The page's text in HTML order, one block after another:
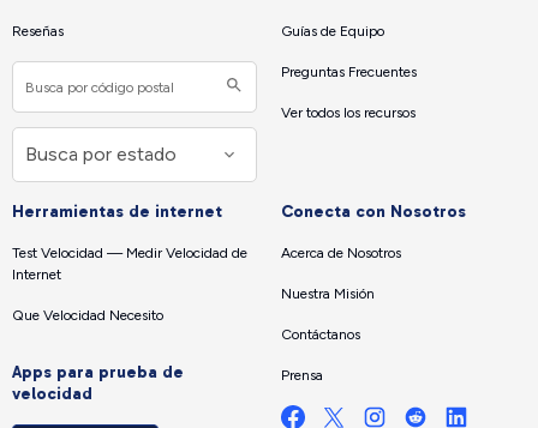
Reseñas Guías de Equipo
Preguntas Frecuentes
Ver todos los recursos
Herramientas de internet
Test Velocidad — Medir Velocidad de
Internet
Que Velocidad Necesito
Apps para prueba de
velocidad
Conecta con Nosotros
Acerca de Nosotros
Nuestra Misión
Contáctanos
Prensa